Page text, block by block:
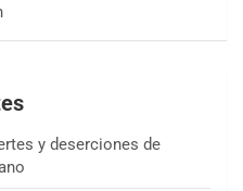
y deserciones de